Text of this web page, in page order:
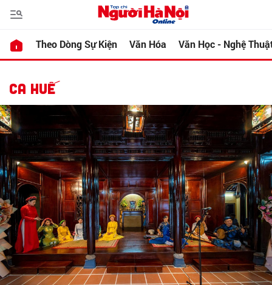
Theo Dòng Sự Kiện Văn Hóa Văn Học - Nghệ
CA HUẾ